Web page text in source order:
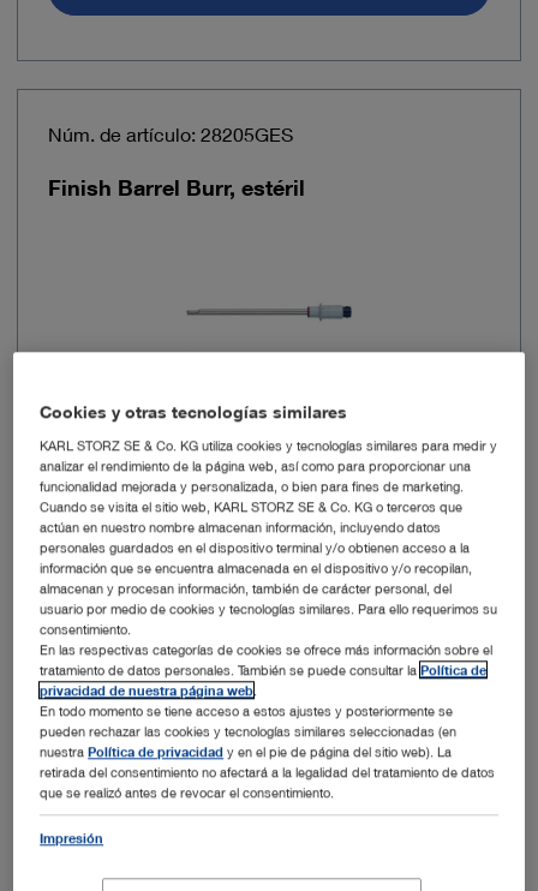
Núm. de artículo: 28205GES
Finish Barrel Burr, estéril
Diámetro 5,5 mm
Longitud útil 120 mm
esterilizable no
Estéril sí
Modo de empleo para un solo uso
Añadir al presupuesto
Cookies y otras tecnologías similares
KARL STORZ SE & Co. KG utiliza cookies y tecnologías similares para medir y
analizar el rendimiento de la página web, así como para proporcionar una
funcionalidad mejorada y personalizada, o bien para fines de marketing.
Cuando se visita el sitio web, KARL STORZ SE & Co. KG o terceros que
actúan en nuestro nombre almacenan información, incluyendo datos
personales guardados en el dispositivo terminal y/o obtienen acceso a la
información que se encuentra almacenada en el dispositivo y/o recopilan,
almacenan y procesan información, también de carácter personal, del
usuario por medio de cookies y tecnologías similares. Para ello requerimos su
consentimiento.
En las respectivas categorías de cookies se ofrece más información sobre el
tratamiento de datos personales. También se puede consultar laPolítica de
privacidad de nuestra página web.
En todo momento se tiene acceso a estos ajustes y posteriormente se
pueden rechazar las cookies y tecnologías similares seleccionadas (en
nuestraPolítica de privacidad y en el pie de página del sitio web). La
retirada del consentimiento no afectará a la legalidad del tratamiento de datos
que se realizó antes de revocar el consentimiento.
Impresión